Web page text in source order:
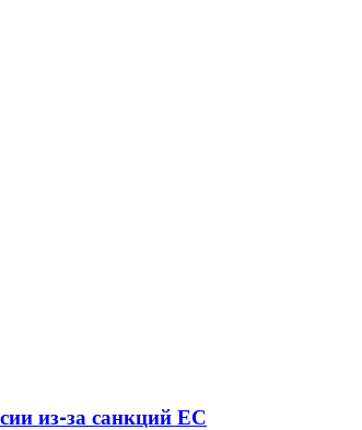
из-за санкций ЕС